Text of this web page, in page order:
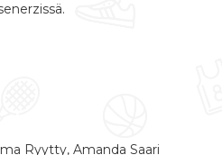
Ryytty, Amanda Saari